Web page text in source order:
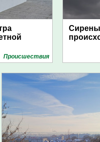
Проиcшествия
Сирены